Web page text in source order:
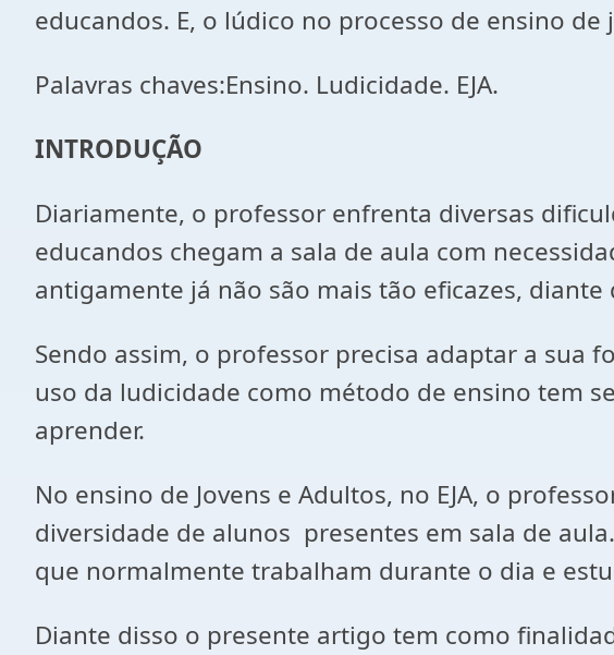
educandos. E, o lúdico no processo de ensino de
Palavras chaves:Ensino. Ludicidade. EJA.
INTRODUÇÃO
Diariamente, o professor enfrenta diversas
educandos chegam a sala de aula com
antigamente já não são mais tão eficazes, diante
Sendo assim, o professor precisa adaptar a sua
uso da ludicidade como método de ensino tem
aprender.
No ensino de Jovens e Adultos, no EJA, o
diversidade de alunos presentes em sala de
que normalmente trabalham durante o dia e
Diante disso o presente artigo tem como